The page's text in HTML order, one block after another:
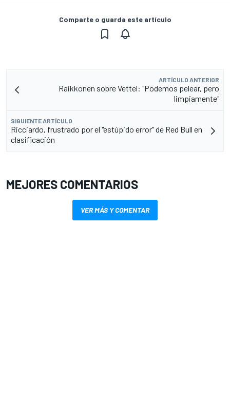
Comparte o guarda este artículo
ARTÍCULO ANTERIOR
Raikkonen sobre Vettel: "Podemos pelear, pero
limpiamente"
SIGUIENTE ARTÍCULO
Ricciardo, frustrado por el "estúpido error" de Red Bull en
clasificación
MEJORES COMENTARIOS
VER MÁS Y COMENTAR